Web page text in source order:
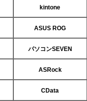
kintone
ASUS ROG
パソコンSEVEN
ASRock
CData